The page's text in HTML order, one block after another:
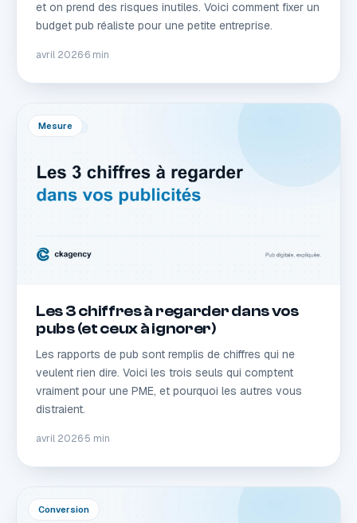
et on prend des risques inutiles. Voici comment fixer un
budget pub réaliste pour une petite entreprise.
avril 2026·6 min
Mesure
Les 3 chiffres à regarder dans vos
pubs (et ceux à ignorer)
Les rapports de pub sont remplis de chiffres qui ne
veulent rien dire. Voici les trois seuls qui comptent
vraiment pour une PME, et pourquoi les autres vous
distraient.
avril 2026·5 min
Conversion